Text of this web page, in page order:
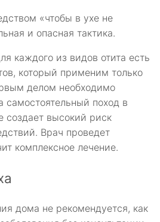
«чтобы в ухе не
и опасная тактика.
каждого из видов отита есть
который применим только
делом необходимо
самостоятельный поход в
создает высокий риск
Врач проведет
комплексное лечение.
дома не рекомендуется, как